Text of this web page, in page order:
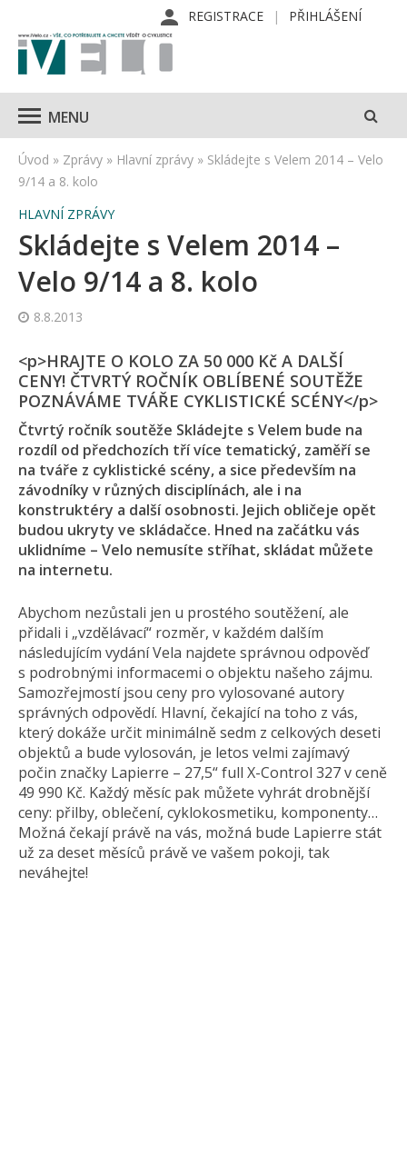
REGISTRACE PŘIHLÁŠENÍ
MENU
Úvod » Zprávy » Hlavní zprávy » Skládejte s Velem 2014 – Velo
9/14 a 8. kolo
HLAVNÍ ZPRÁVY
Skládejte s Velem 2014 –
Velo 9/14 a 8. kolo
8.8.2013
<p>HRAJTE O KOLO ZA 50 000 Kč A DALŠÍ
CENY! ČTVRTÝ ROČNÍK OBLÍBENÉ SOUTĚŽE
POZNÁVÁME TVÁŘE CYKLISTICKÉ SCÉNY</p>
Čtvrtý ročník soutěže Skládejte s Velem bude na
rozdíl od předchozích tří více tematický, zaměří se
na tváře z cyklistické scény, a sice především na
závodníky v různých disciplínách, ale i na
konstruktéry a další osobnosti. Jejich obličeje opět
budou ukryty ve skládačce. Hned na začátku vás
uklidníme – Velo nemusíte stříhat, skládat můžete
na internetu.
Abychom nezůstali jen u prostého soutěžení, ale
přidali i „vzdělávací“ rozměr, v každém dalším
následujícím vydání Vela najdete správnou odpověď
s podrobnými informacemi o objektu našeho zájmu.
Samozřejmostí jsou ceny pro vylosované autory
správných odpovědí. Hlavní, čekající na toho z vás,
který dokáže určit minimálně sedm z celkových deseti
objektů a bude vylosován, je letos velmi zajímavý
počin značky Lapierre – 27,5“ full X-Control 327 v ceně
49 990 Kč. Každý měsíc pak můžete vyhrát drobnější
ceny: přilby, oblečení, cyklokosmetiku, komponenty…
Možná čekají právě na vás, možná bude Lapierre stát
už za deset měsíců právě ve vašem pokoji, tak
neváhejte!